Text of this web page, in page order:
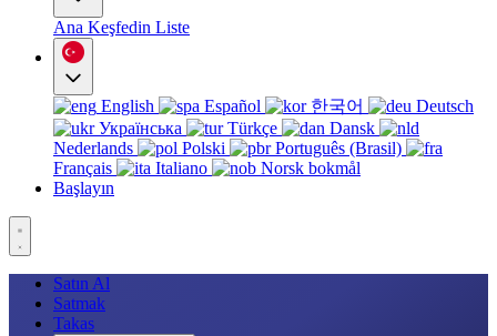
Ana Keşfedin Liste
English Español 한국어
Deutsch
Українська
Türkçe
Dansk
Nederlands
Polski
Português (Brasil)
Français
Italiano
Norsk bokmål
Başlayın
Satın Al
Satmak
Takas